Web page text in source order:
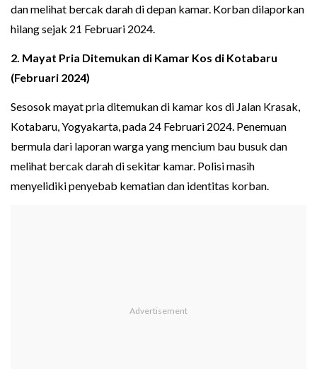
dan melihat bercak darah di depan kamar. Korban dilaporkan
hilang sejak 21 Februari 2024.
2. Mayat Pria Ditemukan di Kamar Kos di Kotabaru
(Februari 2024)
Sesosok mayat pria ditemukan di kamar kos di Jalan Krasak,
Kotabaru, Yogyakarta, pada 24 Februari 2024. Penemuan
bermula dari laporan warga yang mencium bau busuk dan
melihat bercak darah di sekitar kamar. Polisi masih
menyelidiki penyebab kematian dan identitas korban.